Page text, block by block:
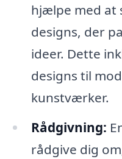
hjælpe med at
designs, der
ideer. Dette
designs til
kunstværker.
Rådgivning:
rådgive dig